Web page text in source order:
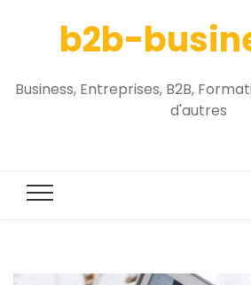
b2b-
Business, Entreprises, B2B,
d'autres